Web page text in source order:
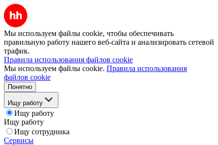
Мы используем файлы cookie, чтобы обеспечивать
правильную работу нашего веб-сайта и анализировать сетевой
трафик.
Правила использования файлов cookie
Мы используем файлы cookie. Правила использования
файлов cookie
Понятно
Ищу работу
Ищу работу
Ищу работу
Ищу сотрудника
Сервисы